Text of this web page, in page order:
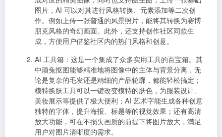
图片，AI 可以对其进行风格转换、元素添加等二次创
作。例如上传一张普通的风景照片，能将其转换为赛博
朋克风格的奇幻画面。此外，还支持创作社区同款生
成，方便用户借鉴社区内的热门风格和创意。
AI 工具箱 ：这是一个集成了众多实用工具的百宝箱。其
中顽兔抠图能够精准地将图像中的主体与背景分离，无
论是复杂的毛发还是精细的产品轮廓，都能轻松搞定；
模特换肤工具可以一键改变模特的肤色，为服装设计、
美妆展示等提供了极大便利；AI 艺术字能生成各种创意
独特的字体，提升海报、标题等的视觉效果；还有高清
放大功能，可在不损失画质的前提下将图片放大，满足
用户对图片清晰度的需求。